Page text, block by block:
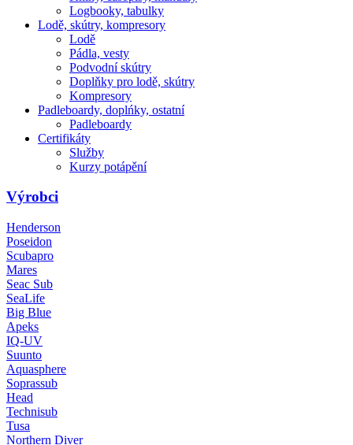
Logbooky, tabulky
Lodě, skútry, kompresory
Lodě
Pádla, vesty
Podvodní skútry
Doplňky pro lodě, skútry
Kompresory
Padleboardy, doplńky, ostatní
Padleboardy
Certifikáty
Služby
Kurzy potápění
Výrobci
Henderson
Poseidon
Scubapro
Mares
Seac Sub
SeaLife
Big Blue
Apeks
IQ-UV
Suunto
Aquasphere
Soprassub
Head
Technisub
Tusa
Northern Diver